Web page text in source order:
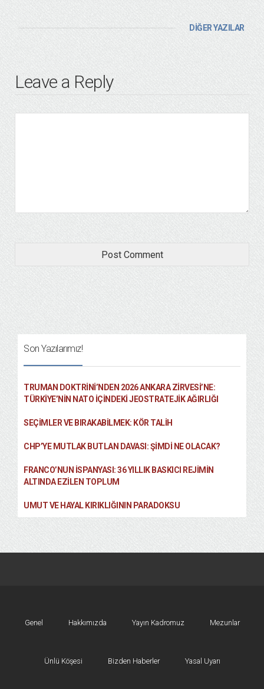
DİĞER YAZILAR
Leave a Reply
Son Yazılarımız!
TRUMAN DOKTRINI’NDEN 2026 ANKARA ZIRVESI’NE:
TÜRKIYE’NIN NATO İÇINDEKI JEOSTRATEJIK AĞIRLIĞI
SEÇIMLER VE BIRAKABILMEK: KÖR TALIH
CHP’YE MUTLAK BUTLAN DAVASI: ŞİMDİ NE OLACAK?
FRANCO’NUN İSPANYASI: 36 YILLIK BASKICI REJIMIN
ALTINDA EZILEN TOPLUM
UMUT VE HAYAL KIRIKLIĞININ PARADOKSU
Genel Hakkımızda Yayın Kadromuz Mezunlar
Ünlü Köşesi Bizden Haberler Yasal Uyarı